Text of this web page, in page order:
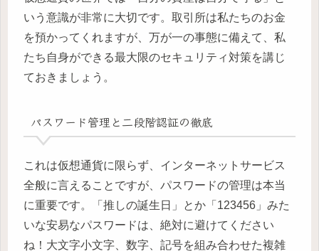
いう意識が非常に大切です。取引所は私たちのお金
を預かってくれますが、万が一の事態に備えて、私
たち自身ができる最大限のセキュリティ対策を講じ
ておきましょう。
パスワード管理と二段階認証の徹底
これは仮想通貨に限らず、インターネットサービス
全般に言えることですが、パスワードの管理は本当
に重要です。「推しの誕生日」とか「123456」みた
いな安易なパスワードは、絶対に避けてください
ね！大文字小文字、数字、記号を組み合わせた複雑